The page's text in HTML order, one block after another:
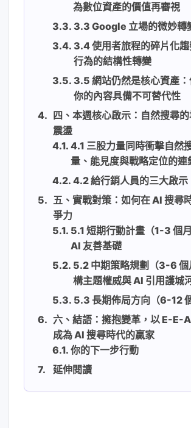
為數位資產的價值再審視
3.3 Google 立場的微妙轉
3.4 使用者旅程的碎片化
行為的結構性轉變
3.5 網站仍然是核心資產
你的內容具備不可替代性
四、本週核心啟示：自然搜尋
震盪
4.1 三股力量同時衝擊自然
量、能見度與戰略定位的連
4.2 給行銷人員的三大啟示
五、實戰對策：如何在 AI 搜尋
爭力
5.1 短期行動計畫（1-3 個
AI 友善基礎
5.2 中期策略規劃（3-6 個
構主題權威與 AI 引用護城
5.3 長期佈局方向（6-12 個
六、結語：擁抱變革，以 E-E-
成為 AI 搜尋時代的贏家
你的下一步行動
延伸閱讀